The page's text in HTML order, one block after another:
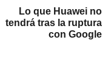
Lo que Huawei no
tendrá tras la ruptura
con Google